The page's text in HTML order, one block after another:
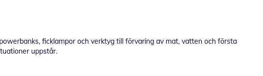
ficklampor och verktyg till förvaring av mat, vatten och första
uppstår.